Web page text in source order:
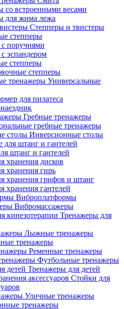
со встроенными весами
для жима лежа
Степперы и твистеры
степперы
поручнями
эспандером
степперы
степперы
Универсальные
для пилатеса
Гребные тренажеры
гребные тренажеры
Инверсионные столы
штанг и гантелей
хранения дисков
хранения гирь
хранения грифов и штанг
хранения гантелей
Виброплатформы
Вибромассажеры
Тренажеры для
Лыжные тренажеры
тренажеры
Ременные тренажеры
Футбольные тренажеры
Тренажеры для детей
Стойки для
Уличные тренажеры